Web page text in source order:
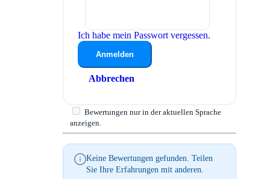
Ich habe mein Passwort vergessen.
Anmelden
Abbrechen
Bewertungen nur in der aktuellen Sprache
anzeigen.
Keine Bewertungen gefunden. Teilen
Sie Ihre Erfahrungen mit anderen.